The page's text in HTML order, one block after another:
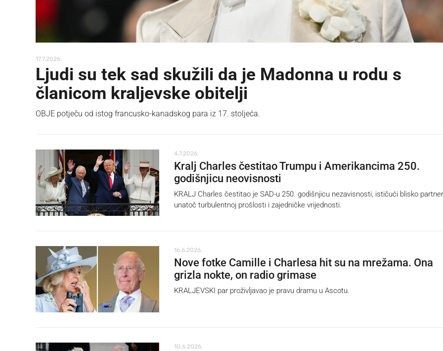
17.7.2026.
Ljudi su tek sad skužili da je Madonna u rodu s
članicom kraljevske obitelji
OBJE potječu od istog francusko-kanadskog para iz 17. stoljeća.
4.7.2026.
Kralj Charles čestitao Trumpu i Amerikancima 250.
godišnjicu neovisnosti
KRALJ Charles čestitao je SAD-u 250. godišnjicu nezavisnosti, ističući blisko
unatoč turbulentnoj prošlosti i zajedničke vrijednosti.
16.6.2026.
Nove fotke Camille i Charlesa hit su na mrežama. Ona
grizla nokte, on radio grimase
KRALJEVSKI par proživljavao je pravu dramu u Ascotu.
10.6.2026.